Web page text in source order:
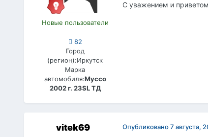
Новые пользователи
82
Город
(регион):Иркутск
Марка
автомобиля:Муссо
2002 г. 23SL ТД
С уважением и
vitek69 Опубликовано7 августа,